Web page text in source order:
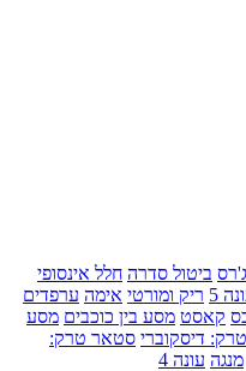
ביטול סדרה חלל אינסופי
5 ריק ומורטי אימה ערפדים
קאסט מסע בין כוכבים מסע
דיסקוברי סטאר טרק:
מנגה עונה 4